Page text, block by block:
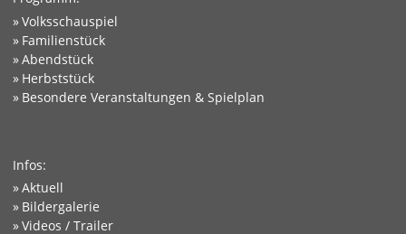
Volksschauspiel
Familienstück
Abendstück
Herbststück
Besondere Veranstaltungen & Spielplan
Infos:
Aktuell
Bildergalerie
Videos / Trailer